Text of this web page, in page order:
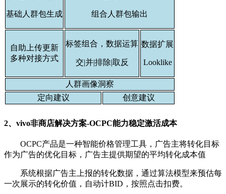
基础人群包生成 组合人群包输出
自助上传更新
多种对接方式
标签组合，数据运算
交|并|排除|取反
数据扩展
Looklike
人群画像洞察
定向建议
创意建议
2、vivo非商店解决方案-OCPC能力稳定激活成本
OCPC产品是一种智能价格管理工具，广告主将转化目标
作为广告的优化目标，广告主提供期望的平均转化成本值
系统根据广告主上报的转化数据，通过算法模型来预估每
一次展示的转化价值，自动计BID，按照点击扣费。